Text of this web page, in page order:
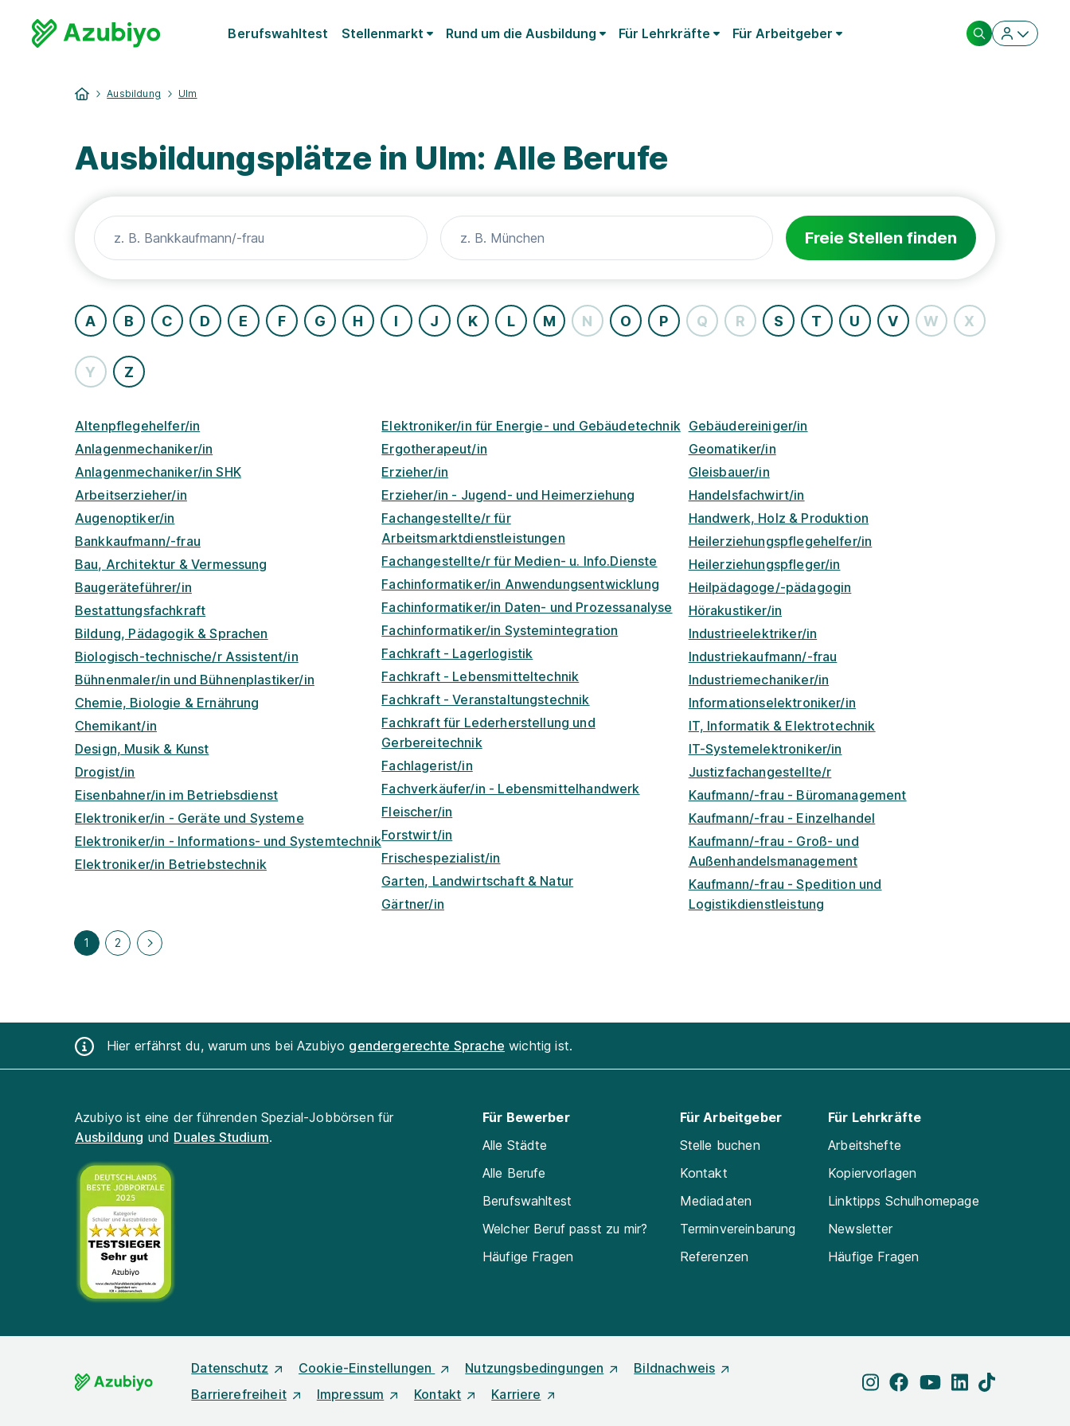
Berufswahltest Stellenmarkt Rund um die Ausbildung Für Lehrkräfte Für Arbeitgeber
Ausbildung Ulm
Ausbildungsplätze in Ulm: Alle Berufe
Freie Stellen finden
A B C D E F G H I J K L M N O P Q R S T U V W X
Y Z
Altenpflegehelfer/in
Anlagenmechaniker/in
Anlagenmechaniker/in SHK
Arbeitserzieher/in
Augenoptiker/in
Bankkaufmann/-frau
Bau, Architektur & Vermessung
Baugeräteführer/in
Bestattungsfachkraft
Bildung, Pädagogik & Sprachen
Biologisch-technische/r Assistent/in
Bühnenmaler/in und Bühnenplastiker/in
Chemie, Biologie & Ernährung
Chemikant/in
Design, Musik & Kunst
Drogist/in
Eisenbahner/in im Betriebsdienst
Elektroniker/in - Geräte und Systeme
Elektroniker/in - Informations- und Systemtechnik
Elektroniker/in Betriebstechnik
Elektroniker/in für Energie- und Gebäudetechnik
Ergotherapeut/in
Erzieher/in
Erzieher/in - Jugend- und Heimerziehung
Fachangestellte/r für
Arbeitsmarktdienstleistungen
Fachangestellte/r für Medien- u. Info.Dienste
Fachinformatiker/in Anwendungsentwicklung
Fachinformatiker/in Daten- und Prozessanalyse
Fachinformatiker/in Systemintegration
Fachkraft - Lagerlogistik
Fachkraft - Lebensmitteltechnik
Fachkraft - Veranstaltungstechnik
Fachkraft für Lederherstellung und
Gerbereitechnik
Fachlagerist/in
Fachverkäufer/in - Lebensmittelhandwerk
Fleischer/in
Forstwirt/in
Frischespezialist/in
Garten, Landwirtschaft & Natur
Gärtner/in
Gebäudereiniger/in
Geomatiker/in
Gleisbauer/in
Handelsfachwirt/in
Handwerk, Holz & Produktion
Heilerziehungspflegehelfer/in
Heilerziehungspfleger/in
Heilpädagoge/-pädagogin
Hörakustiker/in
Industrieelektriker/in
Industriekaufmann/-frau
Industriemechaniker/in
Informationselektroniker/in
IT, Informatik & Elektrotechnik
IT-Systemelektroniker/in
Justizfachangestellte/r
Kaufmann/-frau - Büromanagement
Kaufmann/-frau - Einzelhandel
Kaufmann/-frau - Groß- und
Außenhandelsmanagement
Kaufmann/-frau - Spedition und
Logistikdienstleistung
1 2
Hier erfährst du, warum uns bei Azubiyo gendergerechte Sprache wichtig ist.
Azubiyo ist eine der führenden Spezial-Jobbörsen für
Ausbildung und Duales Studium.
Für Bewerber
Alle Städte
Alle Berufe
Berufswahltest
Welcher Beruf passt zu mir?
Häufige Fragen
Für Arbeitgeber
Stelle buchen
Kontakt
Mediadaten
Terminvereinbarung
Referenzen
Für Lehrkräfte
Arbeitshefte
Kopiervorlagen
Linktipps Schulhomepage
Newsletter
Häufige Fragen
Datenschutz Cookie-Einstellungen Nutzungsbedingungen
Bildnachweis
Barrierefreiheit
Impressum Kontakt Karriere
instagram
facebookyoutube
linkedintiktok